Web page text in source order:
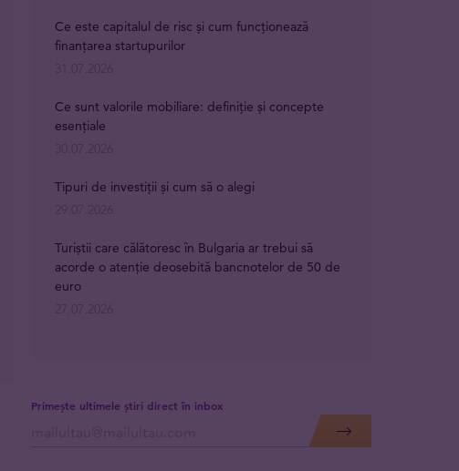
Primește ultimele știri direct în inbox
Ce este capitalul de risc și cum funcționează
finanțarea startupurilor
Ce sunt valorile mobiliare: definiție și concepte
esențiale
Tipuri de investiții și cum să o alegi
Turiștii care călătoresc în Bulgaria ar trebui să
acorde o atenție deosebită bancnotelor de 50 de
euro